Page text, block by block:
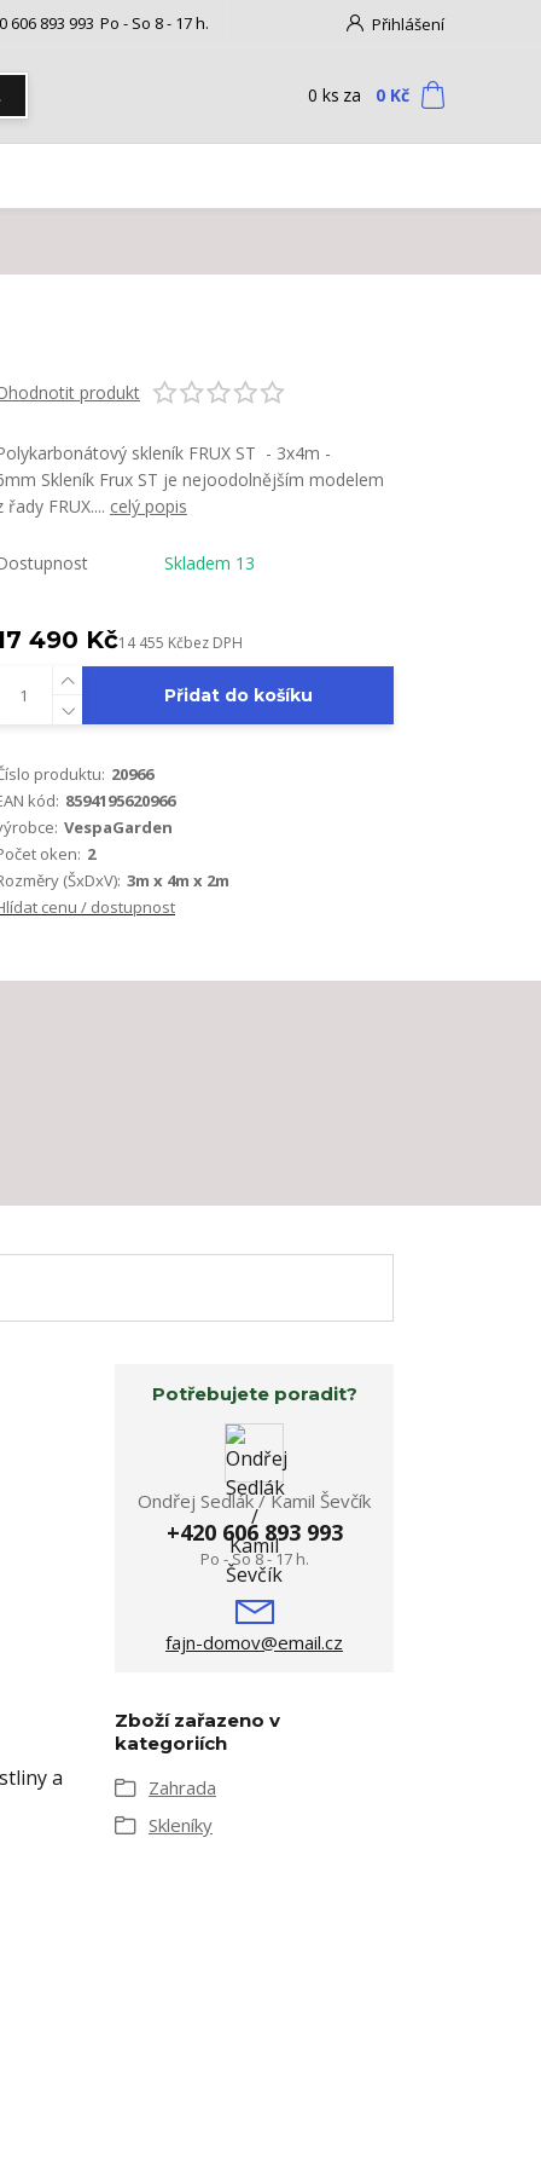
Přihlášení
606 893 993 Po - So 8 - 17 h.
0 ks za 0 Kč
produkt
skleník FRUX ST - 3x4m -
Skleník Frux ST je nejoodolnějším modelem
řady FRUX.... celý popis
Skladem 13
490 Kč14 455 Kčbez DPH
Přidat do košíku
produktu: 20966
kód: 8594195620966
VespaGarden
oken: 2
(ŠxDxV): 3m x 4m x 2m
cenu / dostupnost
a
Potřebujete poradit?
Ondřej Sedlák / Kamil Ševčík
+420 606 893 993
Po - So 8 - 17 h.
fajn-domov@email.cz
Zboží zařazeno v
kategoriích
Zahrada
Skleníky